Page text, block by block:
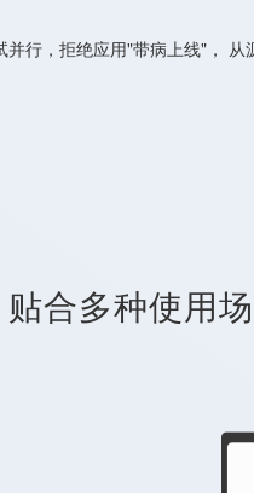
行，拒绝应用"带病上线"， 从
贴合多种使用